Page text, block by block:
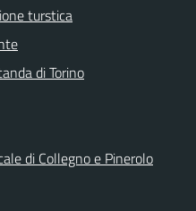
turstica
di Torino
di Collegno e Pinerolo